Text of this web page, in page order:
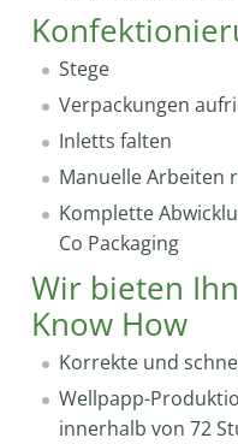
Stege
Verpackungen
Inletts falten
Manuelle Arbeiten
Komplette
Co Packaging
Wir bieten
Know How
Korrekte und
Wellpapp-
innerhalb von 72